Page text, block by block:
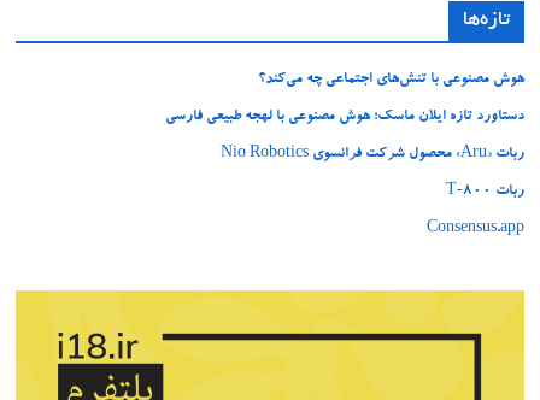
تازه‌ها
هوش مصنوعی با تنش‌های اجتماعی چه می‌کند؟
دستاورد تازه ایلان ماسک؛ هوش مصنوعی با لهجه طبیعی فارسی
ربات «Aru» محصول شرکت فرانسوی Nio Robotics
ربات T‑800
Consensus.app